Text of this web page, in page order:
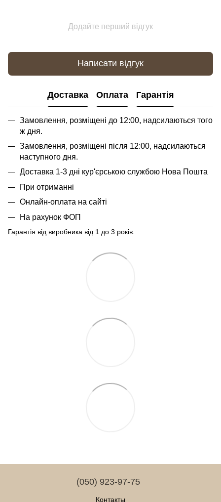
Додайте перший відгук
Написати відгук
Доставка Оплата Гарантія
Замовлення, розміщені до 12:00, надсилаються того
ж дня.
Замовлення, розміщені після 12:00, надсилаються
наступного дня.
Доставка 1-3 дні кур'єрською службою Нова Пошта
При отриманні
Онлайн-оплата на сайті
На рахунок ФОП
Гарантія від виробника від 1 до 3 років.
(050) 923-97-75
Контакты